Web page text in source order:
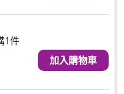
1件
加入購物車